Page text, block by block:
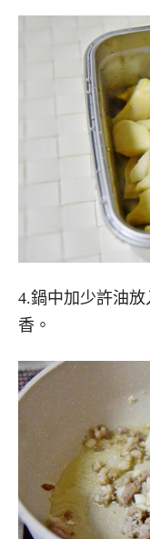
4.鍋中加少許油
香。